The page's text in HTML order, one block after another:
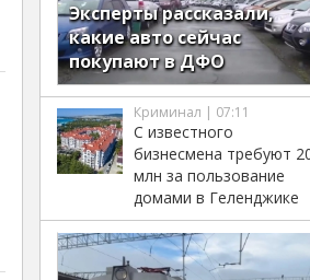
Эксперты рассказали,
какие авто сейчас
покупают в ДФО
Криминал | 07:11
С известного
бизнесмена требуют
млн за пользование
домами в Геленджике